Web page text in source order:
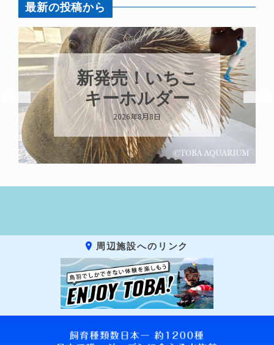
最新の投稿から
新発売！いちこ
キーホルダー
2026年8月8日
周辺施設へのリンク